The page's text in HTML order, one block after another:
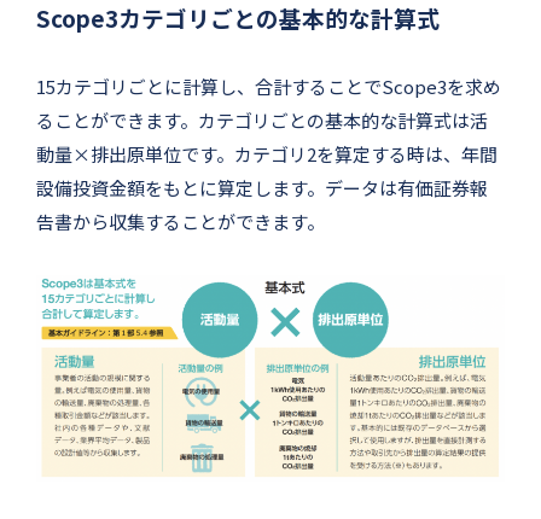
Scope3カテゴリごとの基本的な計算式
15カテゴリごとに計算し、合計することでScope3を求め
ることができます。カテゴリごとの基本的な計算式は活
動量×排出原単位です。カテゴリ2を算定する時は、年間
設備投資金額をもとに算定します。データは有価証券報
告書から収集することができます。